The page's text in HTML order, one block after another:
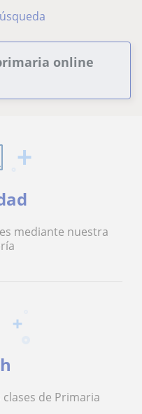
online
mediante nuestra
de Primaria